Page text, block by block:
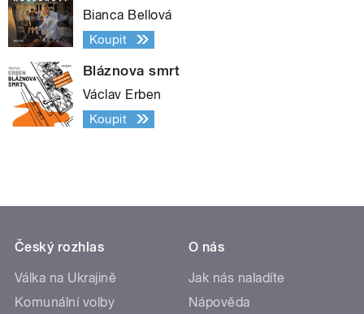
Bianca Bellová
Koupit
Bláznova smrt
Václav Erben
Koupit
Český rozhlas
Válka na Ukrajině
Komunální volby
O nás
Jak nás naladíte
Nápověda